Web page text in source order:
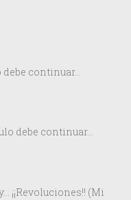
continuar…
debe continuar…
¡¡Revoluciones!! (Mi